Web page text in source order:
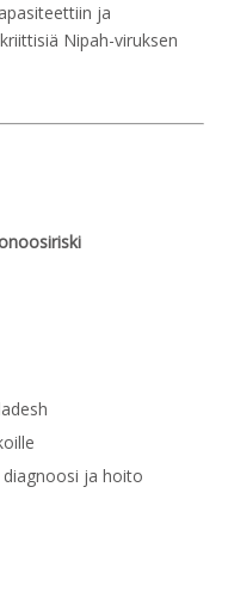
ja
Nipah-viruksen
diagnoosi ja hoito